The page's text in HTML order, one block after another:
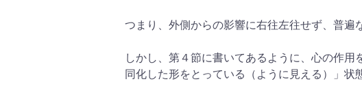
つまり、外側からの影響に右往左往せず、普遍
しかし、第４節に書いてあるように、心の作
同化した形をとっている（ように見える）」状